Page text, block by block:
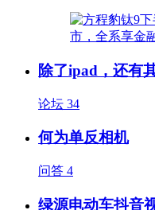
除了ipad，还有
论坛 34
何为单反相机
问答 4
绿源电动车抖音